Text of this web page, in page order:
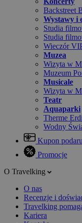
Backstreet
Wystawy i
Studia
Studia
Wieczór
Muzea
Wizyta w
Muzeum
Musicale
Wizyta w
Teatr
Aquaparki
Therme
Wodny
Kupon
Promocje
O Travelking
O nas
Recenzje i
Travelking
Kariera